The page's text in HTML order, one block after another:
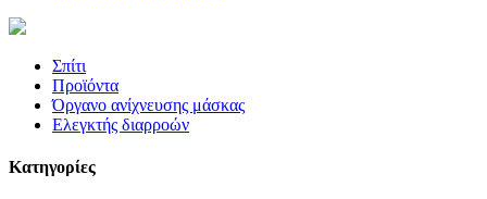
Σπίτι
Προϊόντα
Όργανο ανίχνευσης μάσκας
Ελεγκτής διαρροών
Κατηγορίες